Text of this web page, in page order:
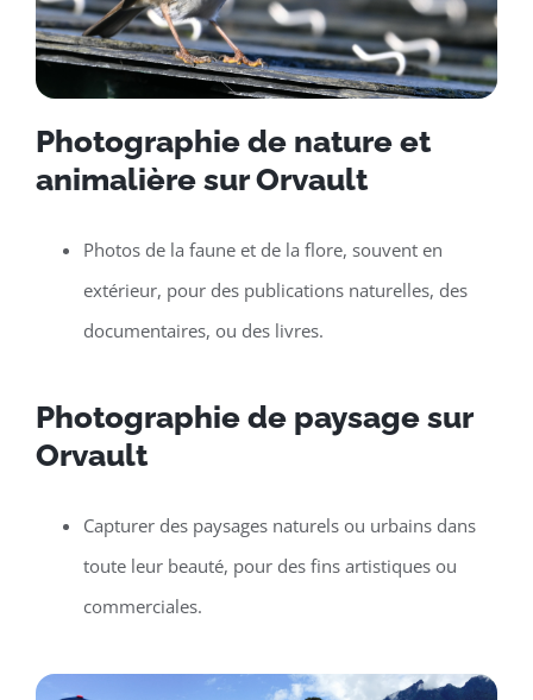
Photographie de nature et
animalière sur Orvault
Photos de la faune et de la flore, souvent en
extérieur, pour des publications naturelles, des
documentaires, ou des livres.
Photographie de paysage sur
Orvault
Capturer des paysages naturels ou urbains dans
toute leur beauté, pour des fins artistiques ou
commerciales.